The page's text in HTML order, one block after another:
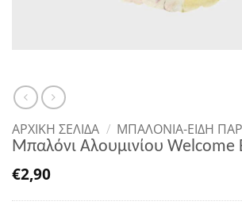
ΑΡΧΙΚΉ ΣΕΛΊΔΑ / ΜΠΑΛΟΝΙΑ-ΕΙΔΗ
Μπαλόνι Αλουμινίου Welcome
€2,90